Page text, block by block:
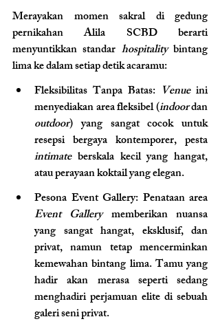
Merayakan momen sakral di gedung
pernikahan Alila SCBD berarti
menyuntikkan standar hospitality bintang
lima ke dalam setiap detik acaramu:
Fleksibilitas Tanpa Batas: Venue ini
menyediakan area fleksibel (indoor
outdoor) yang sangat cocok untuk
intimate berskala kecil yang hangat,
atau perayaan koktail yang elegan.
Event Gallery memberikan nuansa
yang sangat hangat, eksklusif, dan
privat, namun tetap mencerminkan
kemewahan bintang lima. Tamu yang
hadir akan merasa seperti sedang
menghadiri perjamuan elite di sebuah
galeri seni privat.